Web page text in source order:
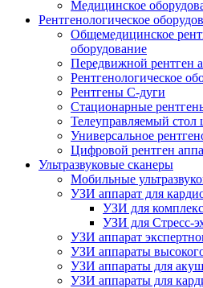
Медицинское
Рентгенологическое
Общемедицинское
оборудование
Передвижной рентген
Рентгенологическое
Рентгены С-дуги
Стационарные
Телеуправляемый стол
Универсальное
Цифровой рентген
Ультразвуковые сканеры
Мобильные
УЗИ аппарат для
УЗИ для
УЗИ для Стресс-
УЗИ аппарат
УЗИ аппараты
УЗИ аппараты для
УЗИ аппараты для